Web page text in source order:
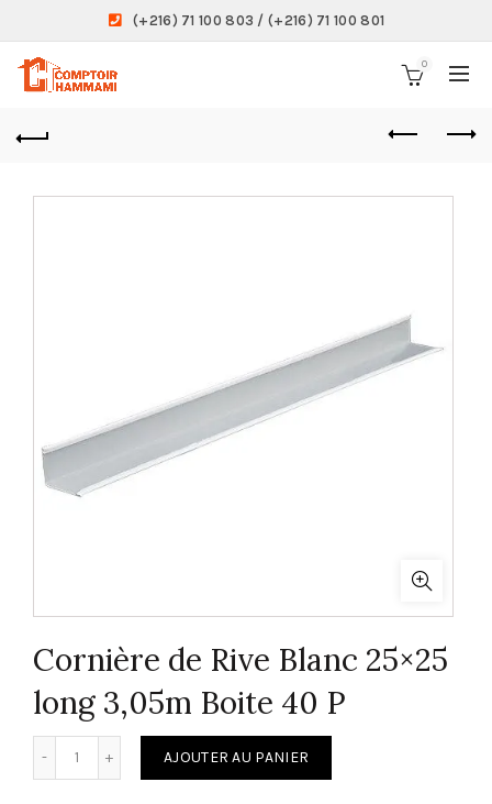
(+216) 71 100 803 / (+216) 71 100 801
0
Cornière de Rive Blanc 25×25
long 3,05m Boite 40 P
AJOUTER AU PANIER